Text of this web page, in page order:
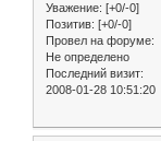
Уважение: [+0/-0]
Позитив: [+0/-0]
Провел на форуме:
Не определено
Последний визит:
2008-01-28 10:51:20